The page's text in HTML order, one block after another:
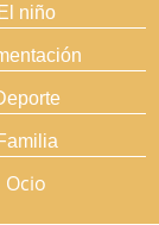
El niño
Ocio